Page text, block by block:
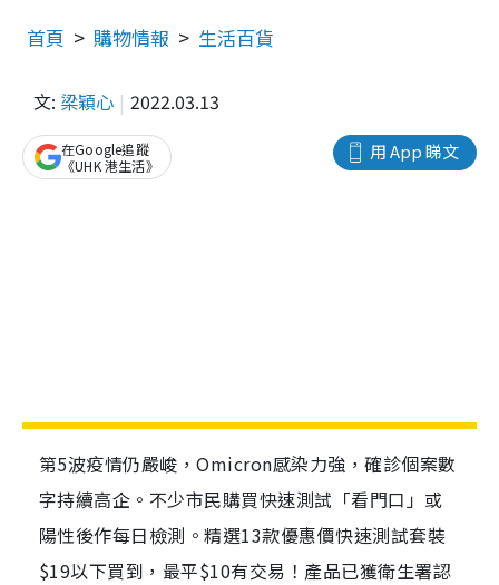
首頁 購物情報 生活百貨
文: 梁穎心 2022.03.13
用 App 睇文
在Google追蹤
《UHK 港生活》
第5波疫情仍嚴峻，Omicron感染力強，確診個案數
字持續高企。不少市民購買快速測試「看門口」或
陽性後作每日檢測。精選13款優惠價快速測試套裝
$19以下買到，最平$10有交易！產品已獲衛生署認